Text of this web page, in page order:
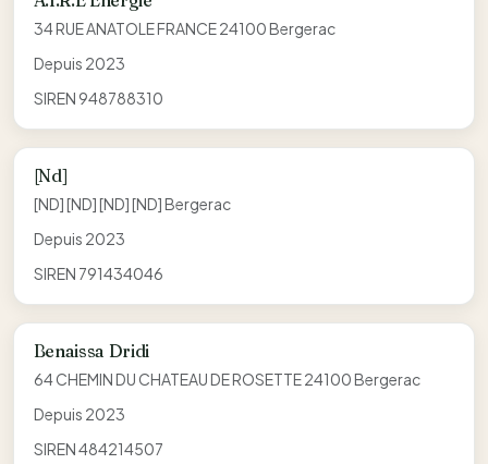
34 RUE ANATOLE FRANCE 24100 Bergerac
Depuis 2023
SIREN 948788310
[Nd]
[ND] [ND] [ND] [ND] Bergerac
Depuis 2023
SIREN 791434046
Benaissa Dridi
64 CHEMIN DU CHATEAU DE ROSETTE 24100 Bergerac
Depuis 2023
SIREN 484214507